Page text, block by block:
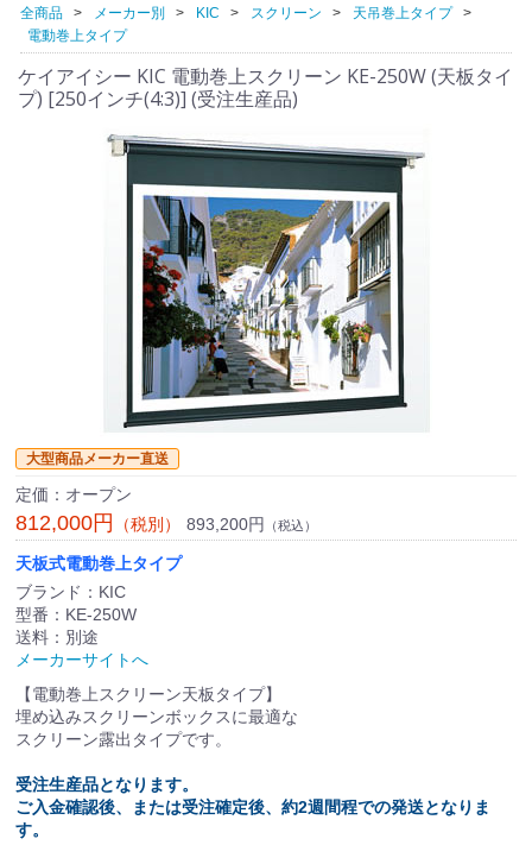
全商品
メーカー別 KIC スクリーン
天吊巻上タイプ
電動巻上タイプ
ケイアイシー KIC 電動巻上スクリーン KE-250W (天板タイ
プ) [250インチ(4:3)] (受注生産品)
大型商品メーカー直送
定価：オープン
812,000円 （税別） 893,200円 （税込）
天板式電動巻上タイプ
ブランド：KIC
型番：KE-250W
送料：別途
メーカーサイトへ
【電動巻上スクリーン天板タイプ】
埋め込みスクリーンボックスに最適な
スクリーン露出タイプです。
受注生産品となります。
ご入金確認後、または受注確定後、約2週間程での発送となりま
す。